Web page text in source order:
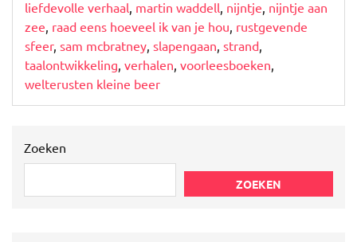
liefdevolle verhaal, martin waddell, nijntje, nijntje aan
zee, raad eens hoeveel ik van je hou, rustgevende
sfeer, sam mcbratney, slapengaan, strand,
taalontwikkeling, verhalen, voorleesboeken,
welterusten kleine beer
Zoeken
ZOEKEN